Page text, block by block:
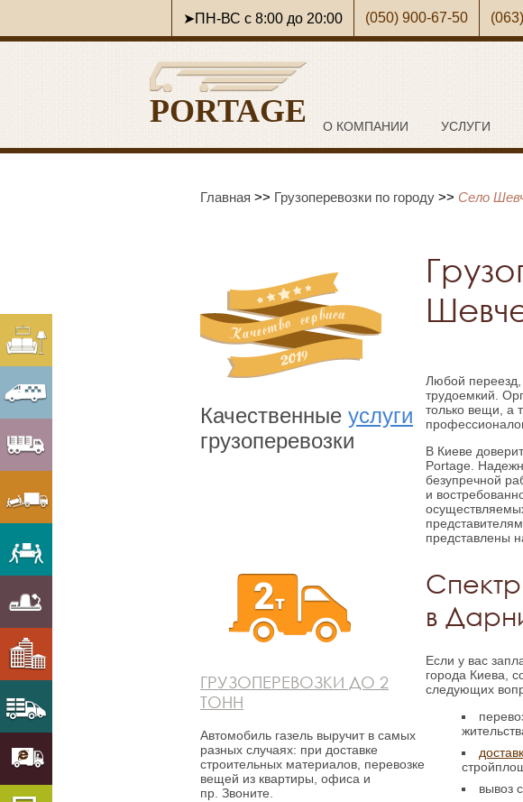
PORTAGE О КОМПАНИИ УСЛУГИ
➤ПН-ВС с 8:00 до 20:00 (050) 900-67-50
Главная >> Грузоперевозки по городу >>Село
Качественныеуслуги
грузоперевозки
ГРУЗОПЕРЕВОЗКИ ДО 2
ТОНН
Автомобиль газель выручит в самых
разных случаях: при доставке
строительных материалов, перевозке
вещей из квартиры, офиса и
пр. Звоните.
Любой переезд,
трудоемкий.
только вещи, а
В Киеве
Portage.
безупречной
и
представлены
в
Если у вас
города Киева,
следующих
вывоз